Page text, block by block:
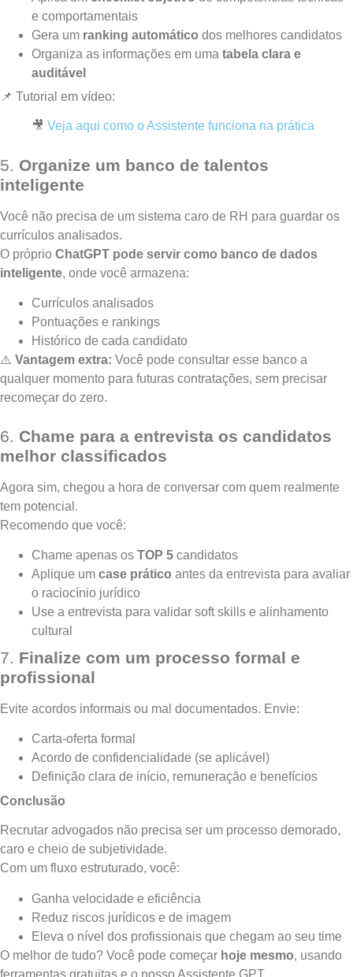
e comportamentais
Gera um ranking automático dos melhores candidatos
Organiza as informações em uma tabela clara e
auditável
📌 Tutorial em vídeo:
🎥 Veja aqui como o Assistente funciona na prática
5. Organize um banco de talentos
inteligente
Você não precisa de um sistema caro de RH para guardar os
currículos analisados.
O próprio ChatGPT pode servir como banco de dados
inteligente, onde você armazena:
Currículos analisados
Pontuações e rankings
Histórico de cada candidato
⚠️ Vantagem extra: Você pode consultar esse banco a
qualquer momento para futuras contratações, sem precisar
recomeçar do zero.
6. Chame para a entrevista os candidatos
melhor classificados
Agora sim, chegou a hora de conversar com quem realmente
tem potencial.
Recomendo que você:
Chame apenas os TOP 5 candidatos
Aplique um case prático antes da entrevista para avaliar
o raciocínio jurídico
Use a entrevista para validar soft skills e alinhamento
cultural
7. Finalize com um processo formal e
profissional
Evite acordos informais ou mal documentados. Envie:
Carta-oferta formal
Acordo de confidencialidade (se aplicável)
Definição clara de início, remuneração e benefícios
Conclusão
Recrutar advogados não precisa ser um processo demorado,
caro e cheio de subjetividade.
Com um fluxo estruturado, você:
Ganha velocidade e eficiência
Reduz riscos jurídicos e de imagem
Eleva o nível dos profissionais que chegam ao seu time
O melhor de tudo? Você pode começar hoje mesmo, usando
ferramentas gratuitas e o nosso Assistente GPT.